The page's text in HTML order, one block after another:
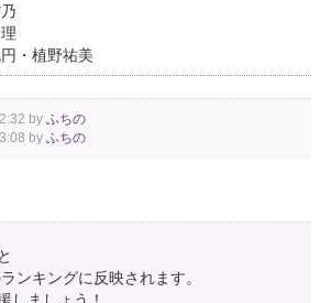
・植野祐美
by ふちの
by ふちの
ンキングに反映されます。